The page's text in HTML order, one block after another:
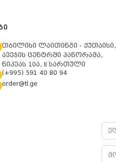
თბილისი ლაითინგი - ქუთაისი,
ავეჯის ცენტრში პანორამა,
ნიკეას 10ა, II სართული
(+995) 591 40 80 94
order@tl.ge